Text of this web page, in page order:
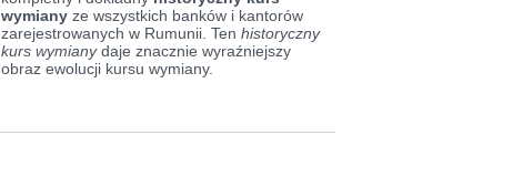
wymiany ze wszystkich banków i kantorów
zarejestrowanych w Rumunii. Ten historyczny
kurs wymianydaje znacznie wyraźniejszy
obraz ewolucji kursu wymiany.